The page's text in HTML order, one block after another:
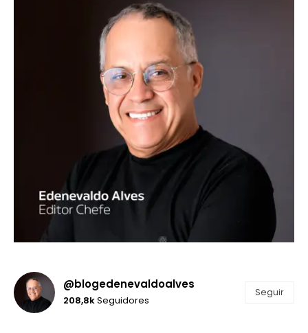
@blogedenevaldoalves
208,8kSeguidores
Seguir